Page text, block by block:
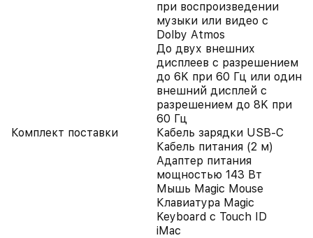
при воспроизведении
музыки или видео с
Dolby Atmos
До двух внешних
дисплеев с разрешением
до 6K при 60 Гц или один
внешний дисплей с
разрешением до 8K при
60 Гц
Комплект поставки
Кабель зарядки USB-C
Кабель питания (2 м)
Адаптер питания
мощностью 143 Вт
Мышь Magic Mouse
Клавиатура Magic
Keyboard с Touch ID
iMac